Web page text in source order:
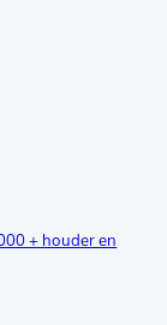
+ houder en